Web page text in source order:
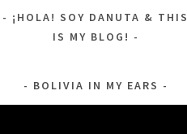
¡HOLA! SOY DANUTA & THIS
IS MY BLOG!
BOLIVIA IN MY EARS